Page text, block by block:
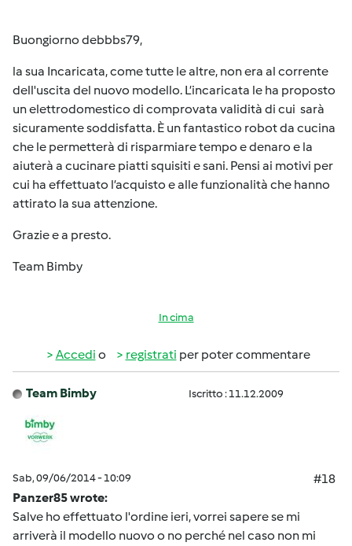
Buongiorno debbbs79,
la sua Incaricata, come tutte le altre, non era al corrente
dell'uscita del nuovo modello. L’incaricata le ha proposto
un elettrodomestico di comprovata validità di cui sarà
sicuramente soddisfatta. È un fantastico robot da cucina
che le permetterà di risparmiare tempo e denaro e la
aiuterà a cucinare piatti squisiti e sani. Pensi ai motivi per
cui ha effettuato l’acquisto e alle funzionalità che hanno
attirato la sua attenzione.
Grazie e a presto.
Team Bimby
In cima
Accedi o registrati per poter commentare
Team Bimby Iscritto : 11.12.2009
Sab, 09/06/2014 - 10:09
#18
Panzer85 wrote:
Salve ho effettuato l'ordine ieri, vorrei sapere se mi
arriverà il modello nuovo o no perché nel caso non mi